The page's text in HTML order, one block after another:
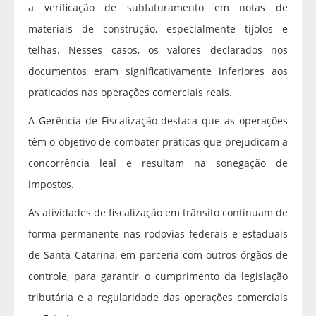
a verificação de subfaturamento em notas de
materiais de construção, especialmente tijolos e
telhas. Nesses casos, os valores declarados nos
documentos eram significativamente inferiores aos
praticados nas operações comerciais reais.
A Gerência de Fiscalização destaca que as operações
têm o objetivo de combater práticas que prejudicam a
concorrência leal e resultam na sonegação de
impostos.
As atividades de fiscalização em trânsito continuam de
forma permanente nas rodovias federais e estaduais
de Santa Catarina, em parceria com outros órgãos de
controle, para garantir o cumprimento da legislação
tributária e a regularidade das operações comerciais